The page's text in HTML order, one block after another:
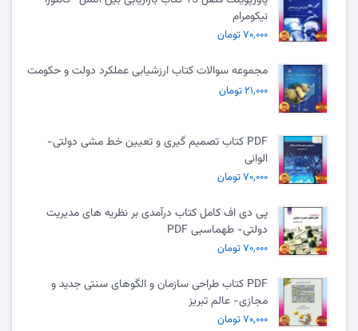
نیکومرام
۷۰,۰۰۰ تومان
مجموعه سوالات کتاب ارزشیابی عملکرد دولت و حکومت
۲۱,۰۰۰ تومان
PDF کتاب تصمیم گیری و تعیین خط مشی دولتی-
الوانی
۷۰,۰۰۰ تومان
پی دی اف کامل کتاب درآمدی بر نظریه های مدیریت
دولتی- طهماسبی PDF
۷۰,۰۰۰ تومان
PDF کتاب طراحی سازمان و الگوهای سنتی جدید و
مجازی- عالم تبریز
۷۰,۰۰۰ تومان